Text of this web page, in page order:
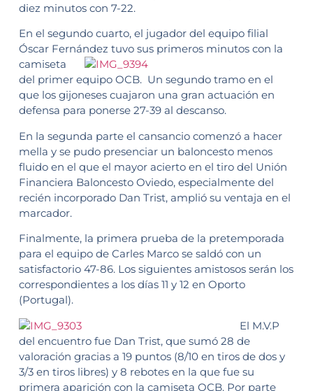
diez minutos con 7-22.
En el segundo cuarto, el jugador del equipo filial
Óscar Fernández tuvo sus primeros minutos con la
camiseta
del primer equipo OCB. Un segundo tramo en el
que los gijoneses cuajaron una gran actuación en
defensa para ponerse 27-39 al descanso.
En la segunda parte el cansancio comenzó a hacer
mella y se pudo presenciar un baloncesto menos
fluido en el que el mayor acierto en el tiro del Unión
Financiera Baloncesto Oviedo, especialmente del
recién incorporado Dan Trist, amplió su ventaja en el
marcador.
Finalmente, la primera prueba de la pretemporada
para el equipo de Carles Marco se saldó con un
satisfactorio 47-86. Los siguientes amistosos serán los
correspondientes a los días 11 y 12 en Oporto
(Portugal).
El M.V.P
del encuentro fue Dan Trist, que sumó 28 de
valoración gracias a 19 puntos (8/10 en tiros de dos y
3/3 en tiros libres) y 8 rebotes en la que fue su
primera aparición con la camiseta OCB. Por parte